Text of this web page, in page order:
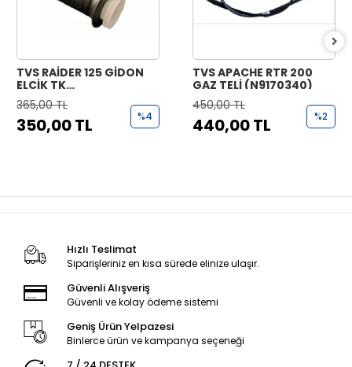
TVS RAİDER 125 GİDON
ELCİK TK
(N9221070+N9221170)
365,00 TL
350,00 TL %4
TVS APACHE RTR 200
GAZ TELİ (N9170340)
450,00 TL
440,00 TL %2
Hızlı Teslimat
Siparişleriniz en kısa sürede elinize ulaşır.
Güvenli Alışveriş
Güvenli ve kolay ödeme sistemi
Geniş Ürün Yelpazesi
Binlerce ürün ve kampanya seçeneği